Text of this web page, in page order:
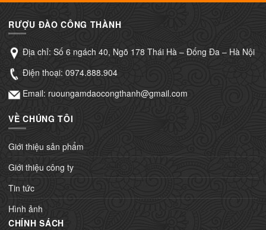
RƯỢU ĐÀO CÔNG THÀNH
Địa chỉ: Số 6 ngách 40, Ngõ 178 Thái Hà – Đống Đa – Hà Nội
Điện thoại: 0974.888.904
Email: ruoungamdaocongthanh@gmail.com
VỀ CHÚNG TÔI
Giới thiệu sản phẩm
Giới thiệu công ty
Tin tức
Hình ảnh
CHÍNH SÁCH